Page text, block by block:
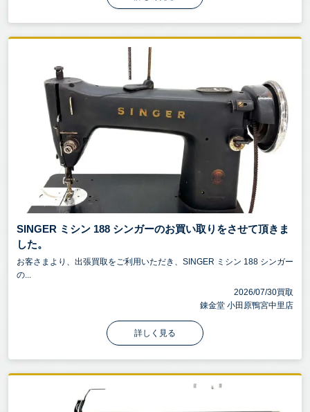
SINGER ミシン 188 シンガーのお買い取りをさせて頂きま
した。
お客さまより、出張買取をご利用いただき、SINGER ミシン 188 シンガー
の...
2026/07/30買取
錬金堂 小田原鴨宮中里店
詳しく見る